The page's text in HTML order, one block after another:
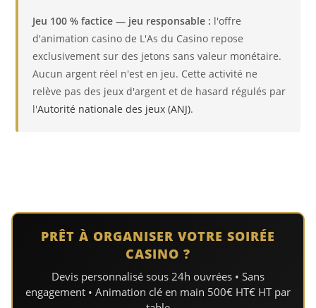
Jeu 100 % factice — jeu responsable : l'offre
d'animation casino de L'As du Casino repose
exclusivement sur des jetons sans valeur monétaire.
Aucun argent réel n'est en jeu. Cette activité ne
relève pas des jeux d'argent et de hasard régulés par
l'Autorité nationale des jeux (ANJ).
PRÊT À ORGANISER VOTRE SOIRÉE
CASINO ?
Devis personnalisé sous 24h ouvrées • Sans
engagement • Animation clé en main 500€ HT€ HT par